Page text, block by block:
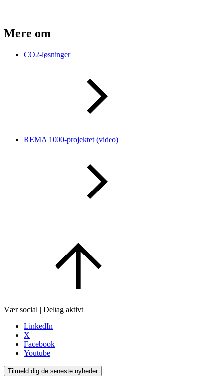
Mere om
CO2-løsninger
REMA 1000-projektet (video)
Vær social | Deltag aktivt
LinkedIn
X
Facebook
Youtube
Tilmeld dig de seneste nyheder